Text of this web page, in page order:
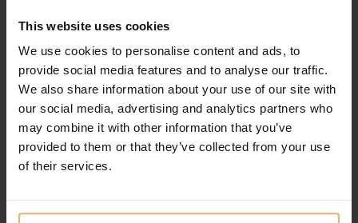
This website uses cookies
We use cookies to personalise content and ads, to
provide social media features and to analyse our traffic.
We also share information about your use of our site with
our social media, advertising and analytics partners who
may combine it with other information that you’ve
provided to them or that they’ve collected from your use
of their services.
Nordahl Andersen Tallerken M.
Dåbsmotiver